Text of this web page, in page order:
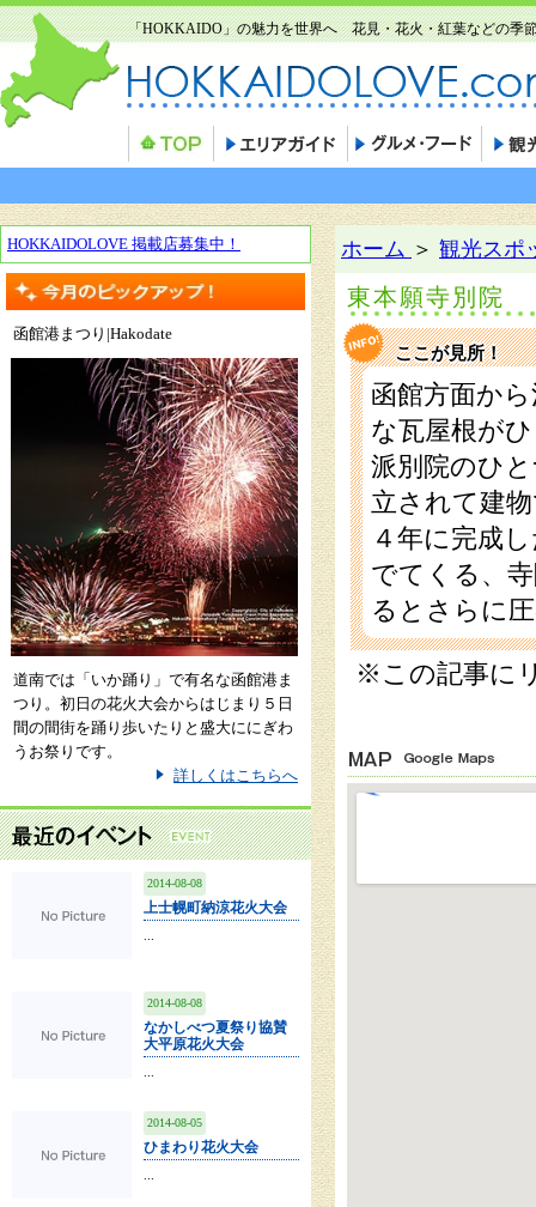
「HOKKAIDO」の魅力を世界へ 花見・花火・紅葉などの季
HOKKAIDOLOVE 掲載店募集中！
函館港まつり|Hakodate
道南では「いか踊り」で有名な函館港ま
つり。初日の花火大会からはじまり５日
間の間街を踊り歩いたりと盛大ににぎわ
うお祭りです。
詳しくはこちらへ
2014-08-08
上士幌町納涼花火大会
2014-08-08
なかしべつ夏祭り協賛
大平原花火大会
2014-08-05
ひまわり花火大会
ホーム ＞ 観光スポ
東本願寺別院
ここが見所！
函館方面か
な瓦屋根が
派別院のひ
立されて建
４年に完成
でてくる、
るとさらに
※この記事に